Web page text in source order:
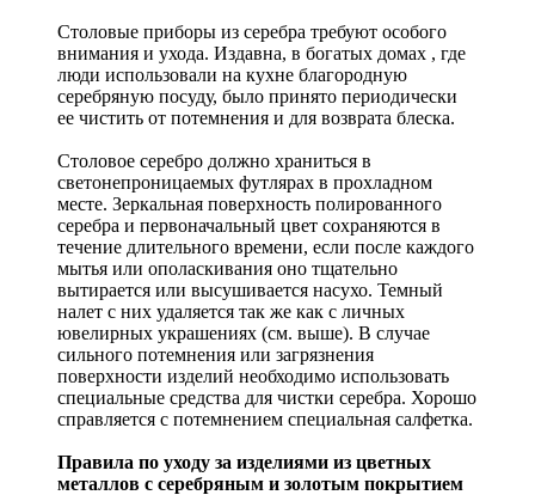
Столовые приборы из серебра требуют особого
внимания и ухода. Издавна, в богатых домах , где
люди использовали на кухне благородную
серебряную посуду, было принято периодически
ее чистить от потемнения и для возврата блеска.
Столовое серебро должно храниться в
светонепроницаемых футлярах в прохладном
месте. Зеркальная поверхность полированного
серебра и первоначальный цвет сохраняются в
течение длительного времени, если после каждого
мытья или ополаскивания оно тщательно
вытирается или высушивается насухо. Темный
налет с них удаляется так же как с личных
ювелирных украшениях (см. выше). В случае
сильного потемнения или загрязнения
поверхности изделий необходимо использовать
специальные средства для чистки серебра. Хорошо
справляется с потемнением специальная салфетка.
Правила по уходу за изделиями из цветных
металлов с серебряным и золотым покрытием